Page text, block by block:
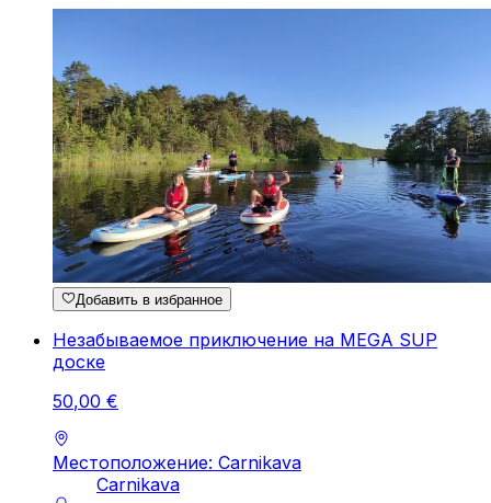
Добавить в избранное
Незабываемое приключение на MEGA SUP
доске
50,00 €
Местоположение: Carnikava
Carnikava